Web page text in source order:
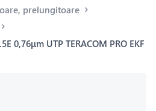
prelungitoare
0,76μm UTP TERACOM PRO EKF